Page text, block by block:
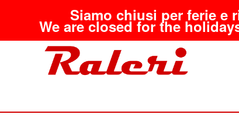
Siamo chiusi per ferie e
We are closed for the